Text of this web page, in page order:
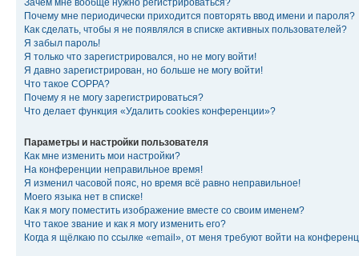
Зачем мне вообще нужно регистрироваться?
Почему мне периодически приходится повторять ввод имени и пароля?
Как сделать, чтобы я не появлялся в списке активных пользователей?
Я забыл пароль!
Я только что зарегистрировался, но не могу войти!
Я давно зарегистрирован, но больше не могу войти!
Что такое COPPA?
Почему я не могу зарегистрироваться?
Что делает функция «Удалить cookies конференции»?
Параметры и настройки пользователя
Как мне изменить мои настройки?
На конференции неправильное время!
Я изменил часовой пояс, но время всё равно неправильное!
Моего языка нет в списке!
Как я могу поместить изображение вместе со своим именем?
Что такое звание и как я могу изменить его?
Когда я щёлкаю по ссылке «email», от меня требуют войти на